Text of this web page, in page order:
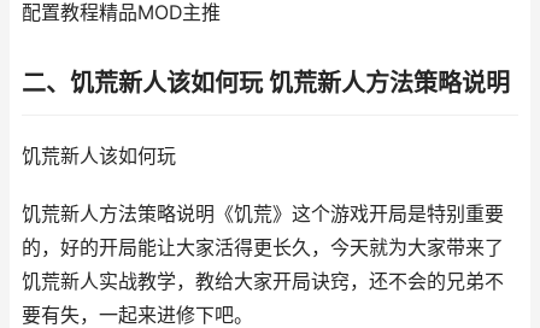
配置教程精品MOD主推
二、饥荒新人该如何玩 饥荒新人方法策略说明
饥荒新人该如何玩
饥荒新人方法策略说明《饥荒》这个游戏开局是特别重要
的，好的开局能让大家活得更长久，今天就为大家带来了
饥荒新人实战教学，教给大家开局诀窍，还不会的兄弟不
要有失，一起来进修下吧。